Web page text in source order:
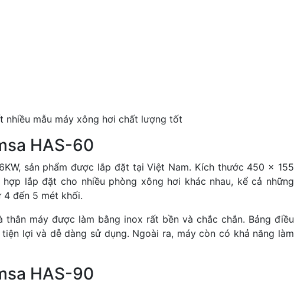
nhiều mẫu máy xông hơi chất lượng tốt
HAS-60
sản phẩm được lắp đặt tại Việt Nam. Kích thước 450 x 155
lắp đặt cho nhiều phòng xông hơi khác nhau, kể cả những
đến 5 mét khối.
thân máy được làm bằng inox rất bền và chắc chắn. Bảng điều
lợi và dễ dàng sử dụng. Ngoài ra, máy còn có khả năng làm
HAS-90